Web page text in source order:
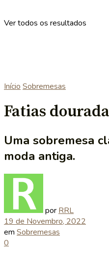
Ver todos os resultados
Início Sobremesas
Fatias
Uma sobremesa
moda antiga.
por RRL
19 de Novembro, 2022
em Sobremesas
0